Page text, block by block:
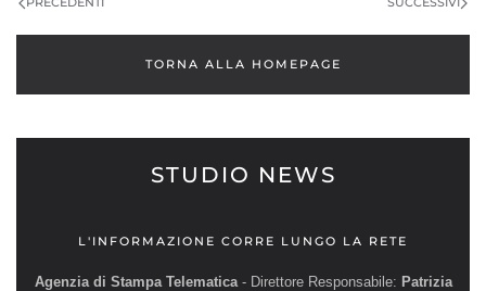
TORNA ALLA HOMEPAGE
STUDIO NEWS
L'INFORMAZIONE CORRE LUNGO LA RETE
Agenzia di Stampa Telematica- Direttore Responsabile: Patrizia